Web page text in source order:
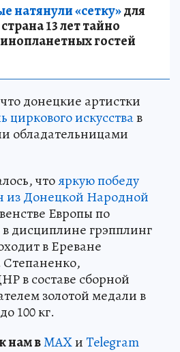
натянули «сетку»для
13 лет тайно
гостей
донецкие артистки
циркового искусствав
обладательницами
чтояркую победу
из Донецкой Народной
Европы по
дисциплине грэпплинг
в Ереване
в составе сборной
золотой медали в
100 кг.
нам вMAXиTelegram